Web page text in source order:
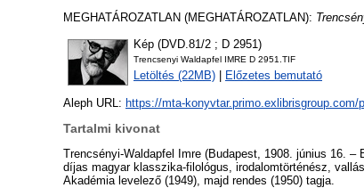
MEGHATÁROZATLAN (MEGHATÁROZATLAN):
Kép (DVD.81/2 ; D 2951)
Trencsenyi Waldapfel IMRE D 2951.TIF
Letöltés (22MB) Előzetes bemutató
Aleph URL: https://mta-konyvtar.primo.exlibrisgroup.com/
Tartalmi kivonat
Trencsényi-Waldapfel Imre (Budapest, 1908. június 16.
díjas magyar klasszika-filológus, irodalomtörténész,
Akadémia levelező (1949), majd rendes (1950) tagja.